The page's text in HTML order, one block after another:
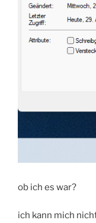
ob ich es war?
ich kann mich